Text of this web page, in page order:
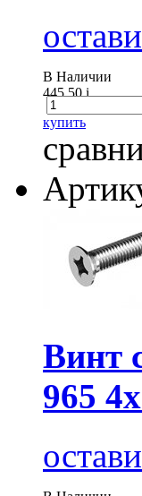
В Наличии
445.50i
купить
Винт
965